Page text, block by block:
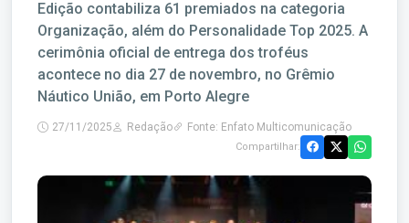
Edição contabiliza 61 premiados na categoria
Organização, além do Personalidade Top 2025. A
cerimônia oficial de entrega dos troféus
acontece no dia 27 de novembro, no Grêmio
Náutico União, em Porto Alegre
27/11/2025 Redação Fonte: Enfato Multicomunicação
Compartilhar: